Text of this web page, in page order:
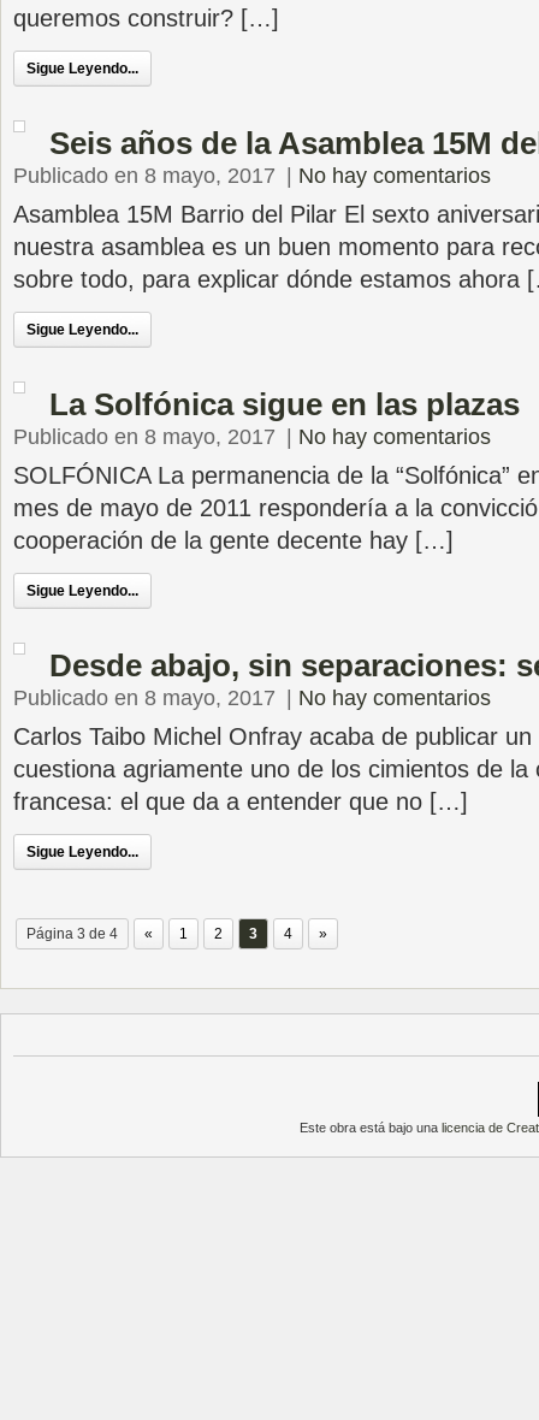
queremos construir? […]
Sigue Leyendo...
Seis años de la Asamblea 15M
Publicado en 8 mayo, 2017 No hay comentarios
Asamblea 15M Barrio del Pilar El sexto
nuestra asamblea es un buen momento para
sobre todo, para explicar dónde estamos ahora
Sigue Leyendo...
La Solfónica sigue en las plazas
Publicado en 8 mayo, 2017 No hay comentarios
SOLFÓNICA La permanencia de la “Solfónica”
mes de mayo de 2011 respondería a la
cooperación de la gente decente hay […]
Sigue Leyendo...
Desde abajo, sin separaciones:
Publicado en 8 mayo, 2017 No hay comentarios
Carlos Taibo Michel Onfray acaba de publicar
cuestiona agriamente uno de los cimientos de la
francesa: el que da a entender que no […]
Sigue Leyendo...
Página 3 de 4 « 1 2 3 4 »
Este obra está bajo unalicencia de